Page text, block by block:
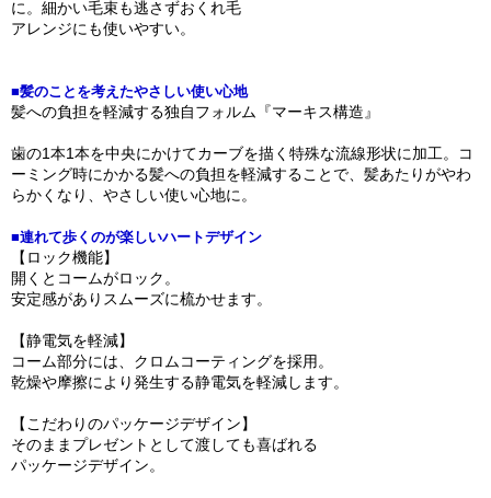
に。細かい毛束も逃さずおくれ毛
アレンジにも使いやすい。
■髪のことを考えたやさしい使い心地
髪への負担を軽減する独自フォルム『マーキス構造』
歯の1本1本を中央にかけてカーブを描く特殊な流線形状に加工。コ
ーミング時にかかる髪への負担を軽減することで、髪あたりがやわ
らかくなり、やさしい使い心地に。
■連れて歩くのが楽しいハートデザイン
【ロック機能】
開くとコームがロック。
安定感がありスムーズに梳かせます。
【静電気を軽減】
コーム部分には、クロムコーティングを採用。
乾燥や摩擦により発生する静電気を軽減します。
【こだわりのパッケージデザイン】
そのままプレゼントとして渡しても喜ばれる
パッケージデザイン。